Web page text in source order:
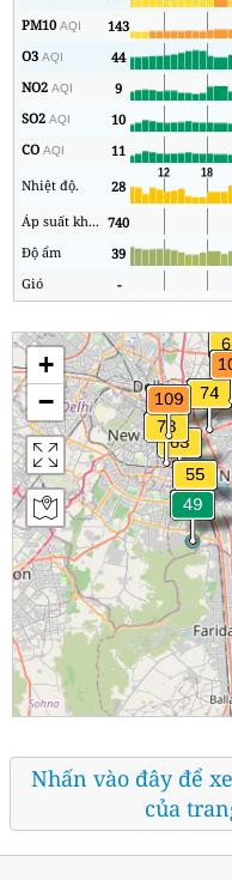
PM10AQI 143
O3AQI 44
NO2AQI 9
SO2AQI 10
COAQI 11
Nhiệt độ.
28
Áp suất không khí 740
Độ ẩm
39
Gió
-
+
−
Nhấn vào đây để
của